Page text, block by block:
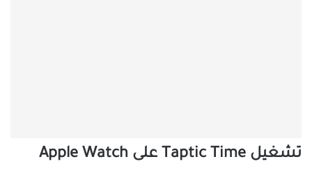
تشغيل Taptic Time على Apple Watch